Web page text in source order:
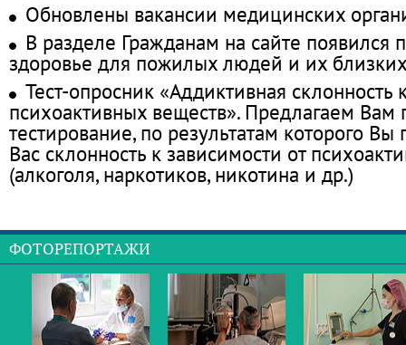
Обновлены вакансии медицинских
В разделе Гражданам на сайте появился
здоровье для пожилых людей и их
Тест-опросник «Аддиктивная склонность
психоактивных веществ». Предлагаем
тестирование, по результатам которого Вы
Вас склонность к зависимости от
(алкоголя, наркотиков, никотина и др.)
ФОТОРЕПОРТАЖИ